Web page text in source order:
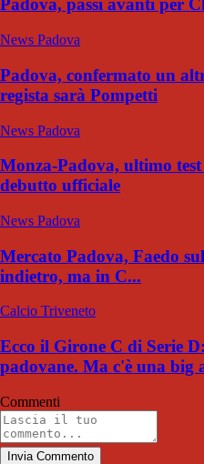
Padova, passi avanti per
News Padova
Padova, confermato un
regista sarà Pompetti
News Padova
Monza-Padova, ultimo
debutto ufficiale
News Padova
Mercato Padova, Faedo
indietro, ma in C...
Calcio Triveneto
Ecco il Girone C di Serie
padovane. Ma c'è una big
Commenti
Invia Commento